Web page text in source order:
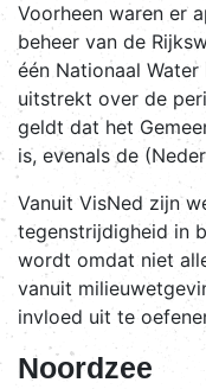
Voorheen waren er
beheer van de
één Nationaal
uitstrekt over de
geldt dat het
is, evenals de
Vanuit VisNed zijn
tegenstrijdigheid in
wordt omdat niet
vanuit
invloed uit te
Noordzee